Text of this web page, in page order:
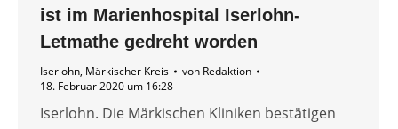
ist im Marienhospital Iserlohn-
Letmathe gedreht worden
Iserlohn, Märkischer Kreis von Redaktion
18. Februar 2020 um 16:28
Iserlohn. Die Märkischen Kliniken bestätigen